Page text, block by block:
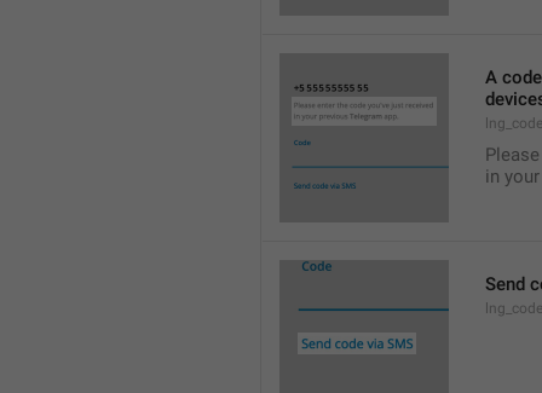
A
in
Send